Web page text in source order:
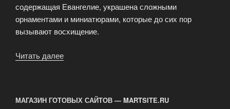
содержащая Евангелие, украшена сложными
орнаментами и миниатюрами, которые до сих пор
вызывают восхищение.
Читать далее
МАГАЗИН ГОТОВЫХ САЙТОВ — MARTSITE.RU